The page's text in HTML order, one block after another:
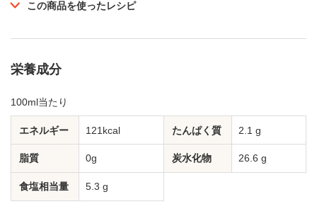
この商品を使ったレシピ
栄養成分
100ml当たり
エネルギー 121kcal たんぱく質 2.1 g
脂質 0g 炭水化物 26.6 g
食塩相当量 5.3 g